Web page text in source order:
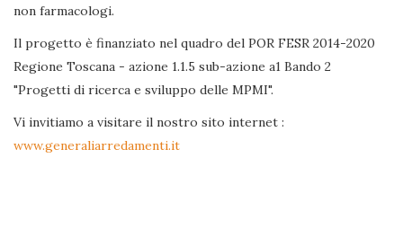
non farmacologi.
Il progetto è finanziato nel quadro del POR FESR 2014-2020
Regione Toscana - azione 1.1.5 sub-azione a1 Bando 2
"Progetti di ricerca e sviluppo delle MPMI".
Vi invitiamo a visitare il nostro sito internet :
www.generaliarredamenti.it